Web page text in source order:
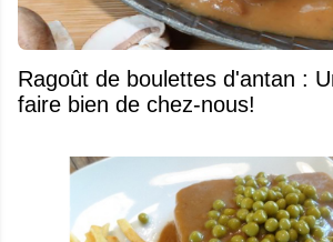
Ragoût de boulettes d'antan :
faire bien de chez-nous!